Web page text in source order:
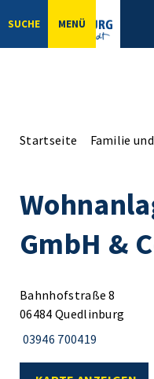
SUCHE MENÜ
Startseite Familie
GmbH &
Bahnhofstraße 8
06484 Quedlinburg
03946 700419